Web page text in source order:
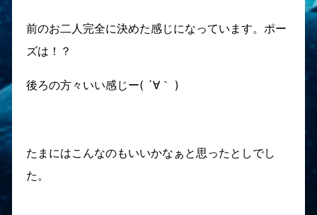
前のお二人完全に決めた感じになっています。ポー
ズは！？
後ろの方々いい感じー( ´∀｀ )
たまにはこんなのもいいかなぁと思ったとしでし
た。